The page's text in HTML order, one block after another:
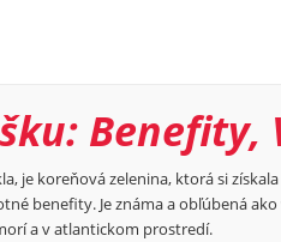
Benefity,
je koreňová zelenina, ktorá si
benefity. Je známa a obľúbená
a v atlantickom prostredí.